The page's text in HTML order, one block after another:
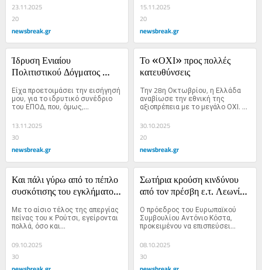
23.11.2025
20
newsbreak.gr
15.11.2025
20
newsbreak.gr
Ίδρυση Ενιαίου
Πολιτιστικού Δόγματος
(ΕΠΟΔ)
Είχα προετοιμάσει την εισήγησή
μου, για το ιδρυτικό συνέδριο
του ΕΠΟΔ, που, όμως,...
13.11.2025
30
newsbreak.gr
Το «ΟΧΙ» προς πολλές
κατευθύνσεις
Την 28η Οκτωβρίου, η Ελλάδα
αναβίωσε την εθνική της
αξιοπρέπεια με το μεγάλο ΟΧΙ.
Η...
30.10.2025
20
newsbreak.gr
Και πάλι γύρω από το πέπλο
συσκότισης του εγκλήματος
Με το αίσιο τέλος της απεργίας
πείνας του κ Ρούτσι, εγείρονται
πολλά, όσο και...
09.10.2025
30
Σωτήρια κρούση κινδύνου
από τον πρέσβη ε.τ. Λεωνίδα
Ο πρόεδρος του Ευρωπαϊκού
Συμβουλίου Αντόνιο Κόστα,
προκειμένου να επισπεύσει...
08.10.2025
30